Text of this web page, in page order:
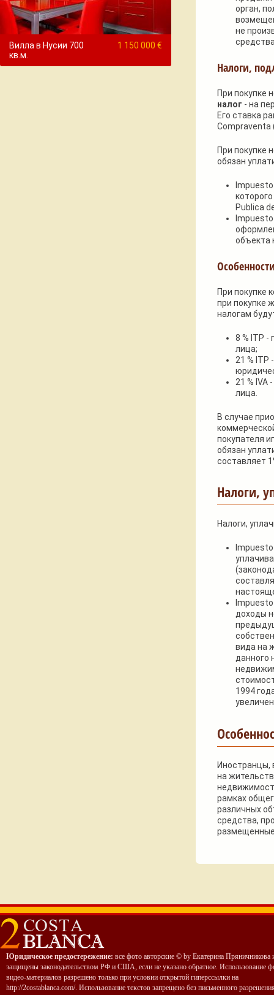
орган,
не
Налоги,
При покупке
налог - на
Его ставка
Compraventa
При покупке
обязан
Publica
объекта
При покупке
при покупке
налогам
8 % ITP -
лица;
21 % ITP
21 % IVA
лица.
В случае
покупателя
обязан
составляет
Налоги,
Налоги,
доходы
вида на
данного
1994
на
рамках
различных
средства,
размещенные
Вилла в Нусии 700
кв.м.
1 150 000 €
Юридическое предостережение: все фото авторские © by Екатерина Пряничникова
защищены законодательством РФ и США, если не указано обратное. Использование
видео-материалов разрешено только при условии открытой гиперссылки на
http://2costablanca.com/. Использование текстов запрещено без письменного